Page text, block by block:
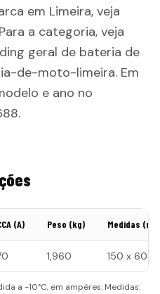
em Limeira, veja
a categoria, veja
geral de bateria de
de-moto-limeira. Em
e ano no
(A) Peso (kg) Medidas
1,960 150 x 60 x
a -10°C, em ampères. Medidas: